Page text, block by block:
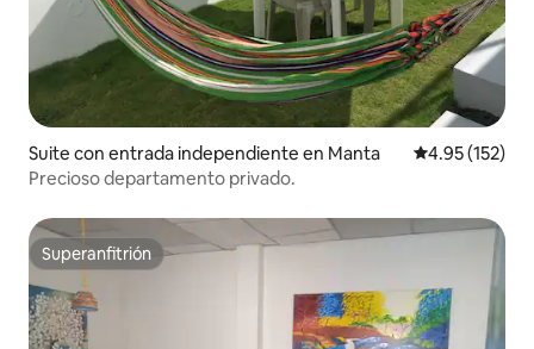
Suite con entrada independiente en Manta Calificación
4.95 (152)
Precioso departamento privado.
Superanfitrión
Superanfitrión